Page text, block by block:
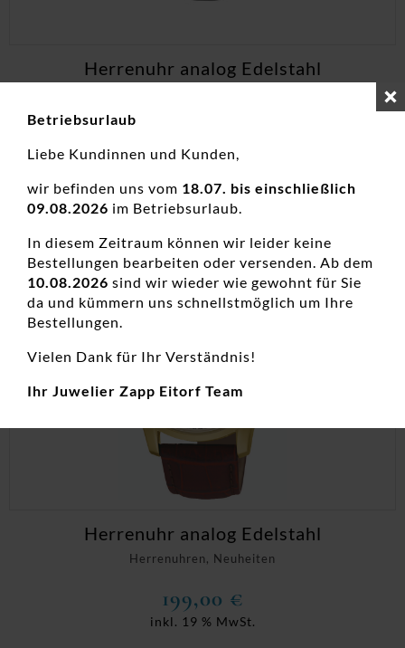
Herrenuhr analog Edelstahl
inkl. 19 % MwSt.
zzgl.Versandkosten
Herrenuhren, Neuheiten
Herrenuhr analog Edelstahl
199,00 €
inkl. 19 % MwSt.
Betriebsurlaub
Liebe Kundinnen und Kunden,
wir befinden uns vom 18.07. bis einschließlich
09.08.2026 im Betriebsurlaub.
In diesem Zeitraum können wir leider keine
Bestellungen bearbeiten oder versenden. Ab dem
10.08.2026 sind wir wieder wie gewohnt für Sie
da und kümmern uns schnellstmöglich um Ihre
Bestellungen.
Vielen Dank für Ihr Verständnis!
Ihr Juwelier Zapp Eitorf Team